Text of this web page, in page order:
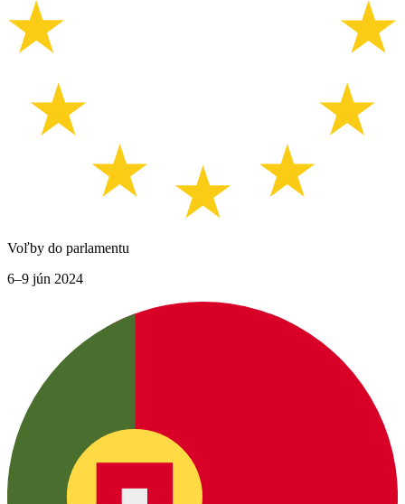
Voľby do parlamentu
6–9 jún 2024